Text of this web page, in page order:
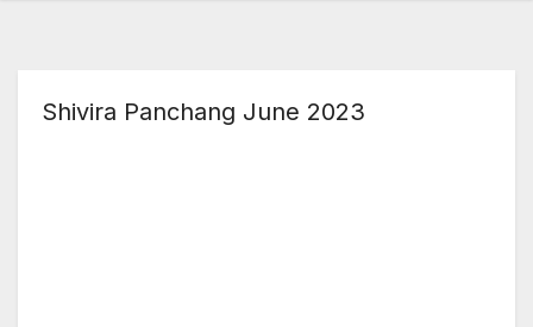
Shivira Panchang June 2023